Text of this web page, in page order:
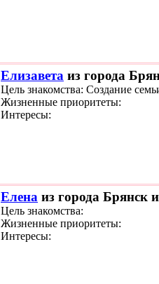
Елизавета из города
Цель знакомства: Создание
Жизненные приоритеты:
Интересы:
Елена из города Брянск
Цель знакомства:
Жизненные приоритеты:
Интересы: